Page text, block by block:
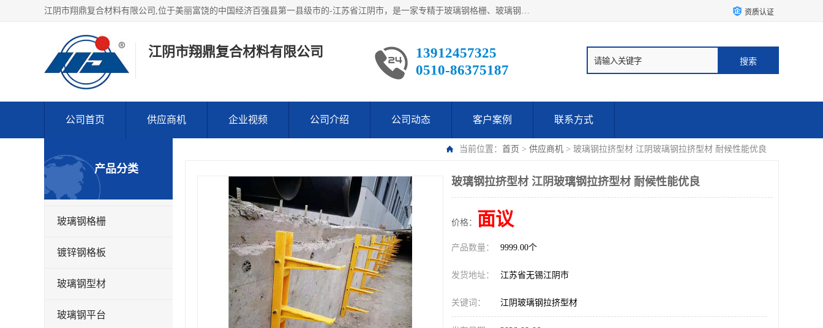
江阴市翔鼎复合材料有限公司,位于美丽富饶的中国经济百强县第一县级市的-江苏省江阴市，是一家专精于玻璃钢格栅、玻璃钢新材料,镀锌钢格板，机械设备生产制造及研发的科技型企业；公司产品已销往了世界多个国家和地区，公司人决心加倍努力愿与广大社会同仁精诚合作共创辉煌！ 资质认证
江阴市翔鼎复合材料有限公司
13912457325
0510-86375187
公司首页 供应商机 企业视频 公司介绍 公司动态 客户案例 联系方式
当前位置： 首页 > 供应商机 > 玻璃钢拉挤型材 江阴玻璃钢拉挤型材 耐候性能优良
产品分类
玻璃钢格栅
镀锌钢格板
玻璃钢型材
玻璃钢平台
玻璃钢拉挤型材 江阴玻璃钢拉挤型材 耐候性能优良
价格： 面议
产品数量： 9999.00个
发货地址： 江苏省无锡江阴市
关键词： 江阴玻璃钢拉挤型材